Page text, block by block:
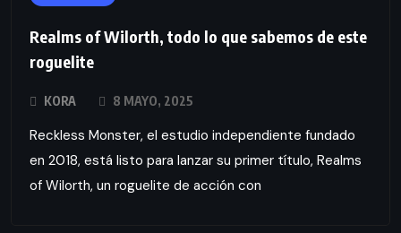
Realms of Wilorth, todo lo que sabemos de este
roguelite
KORA 8 MAYO, 2025
Reckless Monster, el estudio independiente fundado
en 2018, está listo para lanzar su primer título, Realms
of Wilorth, un roguelite de acción con